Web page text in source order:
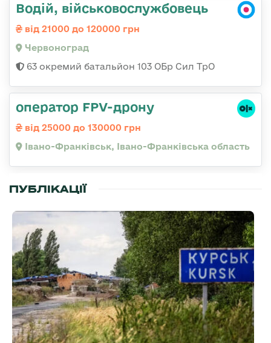
Водій, військовослужбовець
від 21000 до 120000 грн
Червоноград
63 окремий батальйон 103 ОБр Сил ТрО
оператор FPV-дрону
від 25000 до 130000 грн
Івано-Франківськ, Івано-Франківська область
ПУБЛІКАЦІЇ